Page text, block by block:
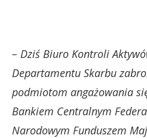
– Dziś Biuro Kontroli
Departamentu Skarbu
podmiotom angażowania
Bankiem Centralnym
Narodowym Funduszem